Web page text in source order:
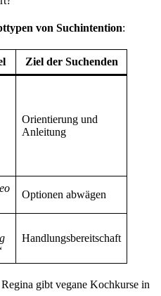
von Suchintention:
Ziel der Suchenden
Orientierung und
Anleitung
Optionen abwägen
Handlungsbereitschaft
Regina gibt vegane Kochkurse in